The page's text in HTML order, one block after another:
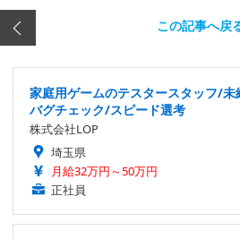
この記事へ戻
家庭用ゲームのテスタースタッフ/
バグチェック/スピード選考
株式会社LOP
埼玉県
月給32万円～50万円
正社員